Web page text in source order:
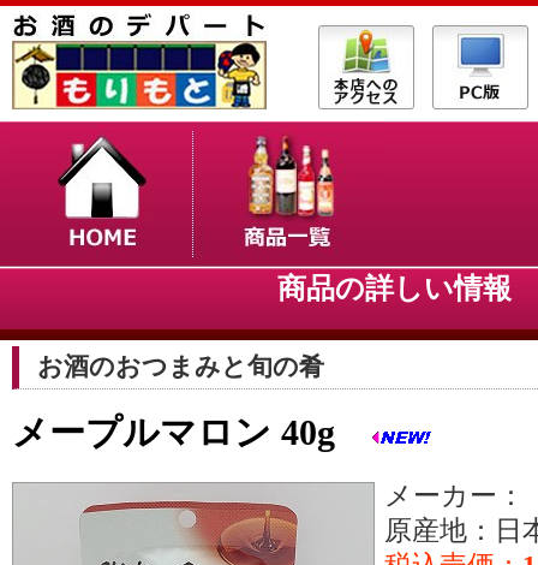
商品の詳しい情
お酒のおつまみと旬の肴
メープルマロン 40g
メーカー：
原産地：日